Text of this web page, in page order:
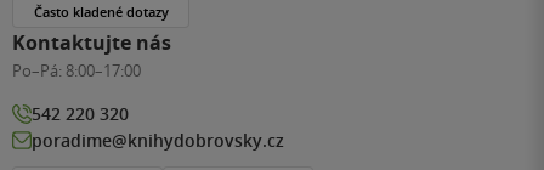
Často kladené dotazy
Kontaktujte nás
Po–Pá: 8:00–17:00
542 220 320
poradime@knihydobrovsky.cz